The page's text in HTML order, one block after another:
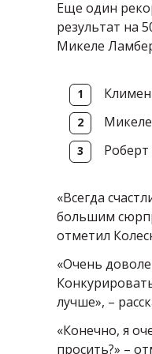
Еще один
результат на
Микеле
«Всегда
большим
отметил
«Очень
лучше», –
«Конечно, я
просить?» –